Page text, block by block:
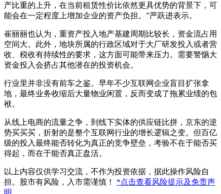
产比重的上升，在当前租赁性价比依然更具优势的背景下，可
能会在一定程度上增加企业的资产负担。”严跃进表示。
崔丽丽也认为，重资产投入地产基建周期比较长，资金流占用
空间大。此外，地块所属的行政区域对于大厂研发投入或者营
收、税收有持续性的要求，这方面可能带来压力。需要警惕大
资金投入会挤占其他潜在的投资机会。
行业里并非没有前车之鉴。早年不少互联网企业盲目扩张拿
地，最终业务收缩后大量物业闲置，反而变成了拖累业绩的包
袱。
从线上电商的流量之争，到线下实体的供应链比拼，京东的逆
势买买买，折射的是整个互联网行业的增长逻辑之变。但百亿
级的投入最终能否转化为真正的竞争壁垒，考验不在于能否买
得起，而在于能否真正盘活。
以上内容仅供学习交流，不作为投资依据，据此操作风险自
担。股市有风险，入市需谨慎！ *点击查看风险提示及免责声
明